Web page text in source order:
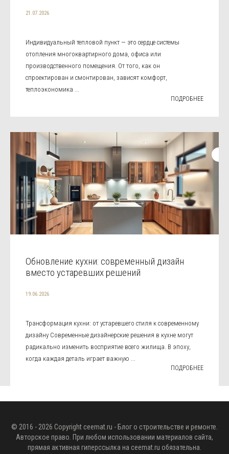
21.07.2026
Индивидуальный тепловой пункт — это сердце системы
отопления многоквартирного дома, офиса или
производственного помещения. От того, как он
спроектирован и смонтирован, зависят комфорт,
теплоэкономика ...
ПОДРОБНЕЕ
Обновление кухни: современный дизайн
вместо устаревших решений
19.06.2026
Трансформация кухни: от устаревшего стиля к современному
дизайну Современные дизайнерские решения в кухне могут
радикально изменить восприятие всего жилища. В эпоху,
когда каждая деталь играет важную ...
ПОДРОБНЕЕ
© 2016 - 2026 Copyright ceemat.ru - Блог о строительстве и ремонте.
Авторское право. При любом использовании материалов сайта,
прямая активная гиперссылка на ceemat.ru обязательна.